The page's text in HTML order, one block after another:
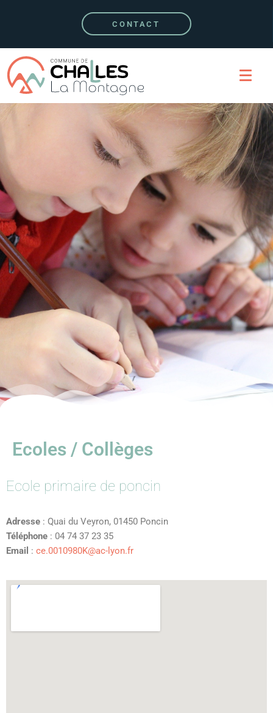
CONTACT
Ecoles / Collèges
Ecole primaire de poncin
Adresse : Quai du Veyron, 01450 Poncin
Téléphone : 04 74 37 23 35
Email : ce.0010980K@ac-lyon.fr